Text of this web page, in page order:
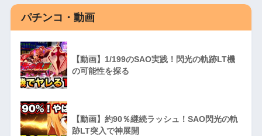
パチンコ・動画
【動画】1/199のSAO実践！閃光の軌跡LT機
の可能性を探る
【動画】約90％継続ラッシュ！SAO閃光の軌
跡LT突入で神展開